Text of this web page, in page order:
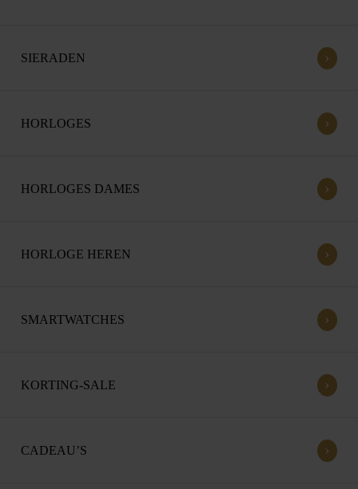
SIERADEN ›
HORLOGES ›
HORLOGES DAMES ›
HORLOGE HEREN ›
SMARTWATCHES ›
KORTING-SALE ›
CADEAU’S ›